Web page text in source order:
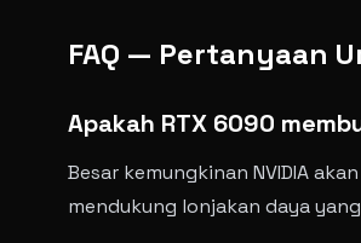
FAQ — Pertanyaan
Apakah RTX 6090
Besar kemungkinan NVIDIA
mendukung lonjakan daya